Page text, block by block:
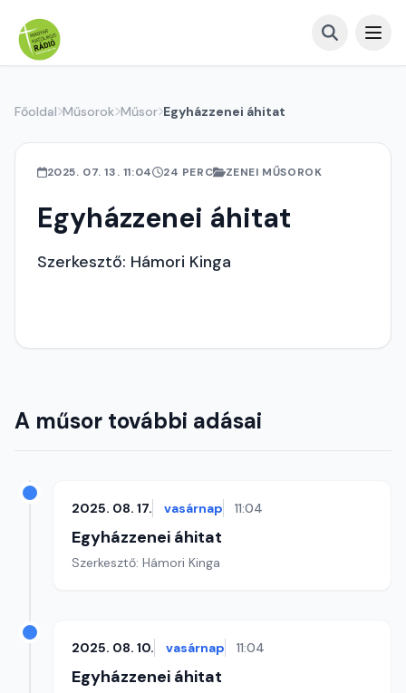
Főoldal Műsorok Műsor Egyházzenei áhitat
2025. 07. 13. 11:04 24 PERC ZENEI MŰSOROK
Egyházzenei áhitat
Szerkesztő: Hámori Kinga
A műsor további adásai
2025. 08. 17. vasárnap 11:04
Egyházzenei áhitat
Szerkesztő: Hámori Kinga
2025. 08. 10. vasárnap 11:04
Egyházzenei áhitat